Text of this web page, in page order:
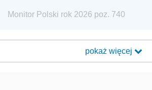
Monitor Polski rok 2026 poz. 740
pokaż więcej